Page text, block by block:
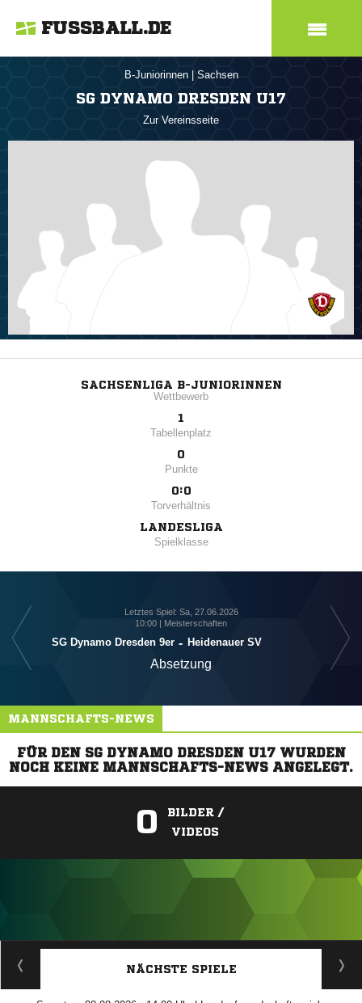
FUSSBALL.DE
B-Juniorinnen Sachsen
SG DYNAMO DRESDEN U17
Zur Vereinsseite
SACHSENLIGA B-JUNIORINNEN
Wettbewerb
1
Tabellenplatz
0
Punkte
0:0
Torverhältnis
LANDESLIGA
Spielklasse
Letztes Spiel: Sa, 27.06.2026
10:00 | Meisterschaften
SG Dynamo Dresden 9er - Heidenauer SV
Absetzung
MANNSCHAFTS-NEWS
FÜR DEN SG DYNAMO DRESDEN U17 WURDEN
NOCH KEINE MANNSCHAFTS-NEWS ANGELEGT.
0
BILDER /
VIDEOS
ANZEIGE
NÄCHSTE SPIELE